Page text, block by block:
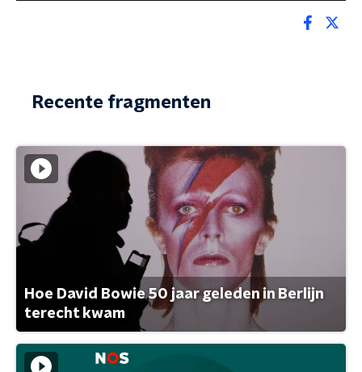
Recente fragmenten
Hoe David Bowie 50 jaar geleden in Berlijn
terecht kwam